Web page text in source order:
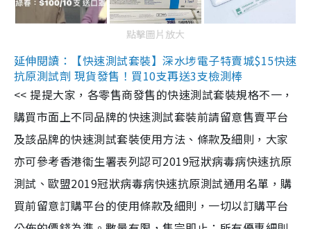
點擊圖片放大
延伸閱讀：【快速測試套裝】深水埗電子特賣城$15快速
抗原測試劑 現貨發售！買10支再送3支檢測棒
<< 提提大家，各零售商發售的快速測試套裝規格不一，
購買市面上不同品牌的快速測試套裝前請留意售賣平台
及該品牌的快速測試套裝使用方法、條款及細則，大家
亦可參考香港衞生署表列認可2019冠狀病毒病快速抗原
測試、歐盟2019冠狀病毒病快速抗原測試通用名單，購
買前留意訂購平台的使用條款及細則，一切以訂購平台